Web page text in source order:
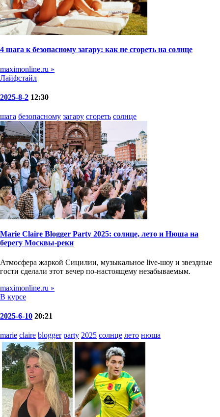
4 шага к безопасному загару: как не сгореть на солнце
maximonline.ru »
Лайфстайл
2025-8-2 12:30
шага безопасному загару сгореть солнце
Marie Claire Blogger Party 2025: солнце, лето и Нюша на
берегу Москвы-реки
Атмосфера жаркой Сицилии, музыкальное live-шоу и звездные
гости сделали этот вечер по-настоящему незабываемым.
maximonline.ru »
В курсе
2025-6-10 20:21
marie claire blogger party 2025 солнце лето нюша